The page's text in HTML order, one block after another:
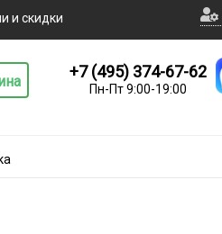
и скидки
+7 (495) 374-67-62
Пн-Пт 9:00-19:00